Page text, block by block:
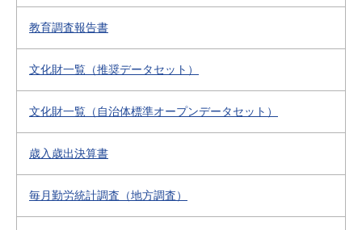
教育調査報告書
文化財一覧（推奨データセット）
文化財一覧（自治体標準オープンデータセット）
歳入歳出決算書
毎月勤労統計調査（地方調査）